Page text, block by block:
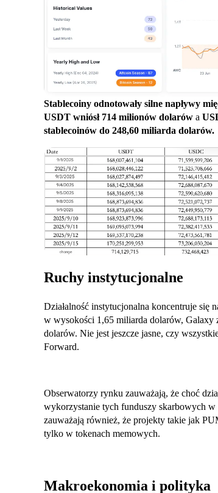
Stablecoiny odnotowały silne napływy
USDT wniósł 714 milionów dolarów a
stablecoinów do 248,60 miliarda dolarów.
Ruchy instytucjonalne
Działalność instytucjonalna koncentruje się
w wysokości 1,65 miliarda dolarów, Galaxy
dolarów. Nie jest jeszcze jasne, czy
Forward.
Obserwatorzy rynku zauważają, że choć
wykorzystanie tych funduszy skarbowych
zauważają również, że projekty takie jak
tylko w tokenach memowych.
Makroekonomia i polityka